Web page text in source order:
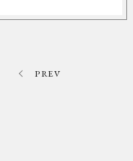
PREV